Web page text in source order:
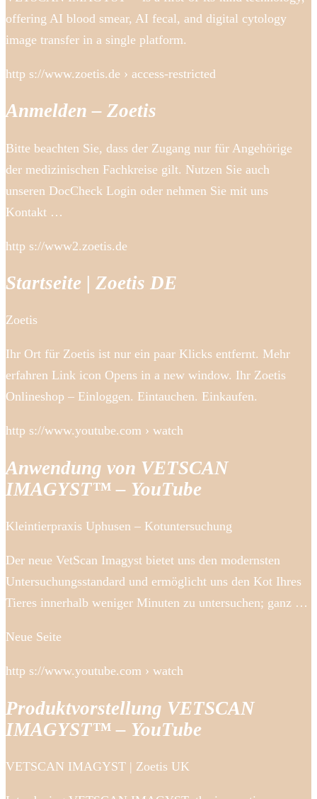
offering AI blood smear, AI fecal, and digital cytology
image transfer in a single platform.
http s://www.zoetis.de › access-restricted
Anmelden – Zoetis
Bitte beachten Sie, dass der Zugang nur für Angehörige
der medizinischen Fachkreise gilt. Nutzen Sie auch
unseren DocCheck Login oder nehmen Sie mit uns
Kontakt …
http s://www2.zoetis.de
Startseite | Zoetis DE
Zoetis
Ihr Ort für Zoetis ist nur ein paar Klicks entfernt. Mehr
erfahren Link icon Opens in a new window. Ihr Zoetis
Onlineshop – Einloggen. Eintauchen. Einkaufen.
http s://www.youtube.com › watch
Anwendung von VETSCAN
IMAGYST™ – YouTube
Kleintierpraxis Uphusen – Kotuntersuchung
Der neue VetScan Imagyst bietet uns den modernsten
Untersuchungsstandard und ermöglicht uns den Kot Ihres
Tieres innerhalb weniger Minuten zu untersuchen; ganz …
Neue Seite
http s://www.youtube.com › watch
Produktvorstellung VETSCAN
IMAGYST™ – YouTube
VETSCAN IMAGYST | Zoetis UK